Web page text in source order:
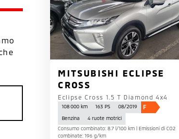
MITSUBISHI ECLIPSE
CROSS
Eclipse Cross 1.5 T Diamond 4x4
108 000 km 163 PS 08/2019 F
Benzina
4 ruote motrici
Consumo combinato: 8.7 l/100 km | Emissioni di CO2
combinate: 196 g/km